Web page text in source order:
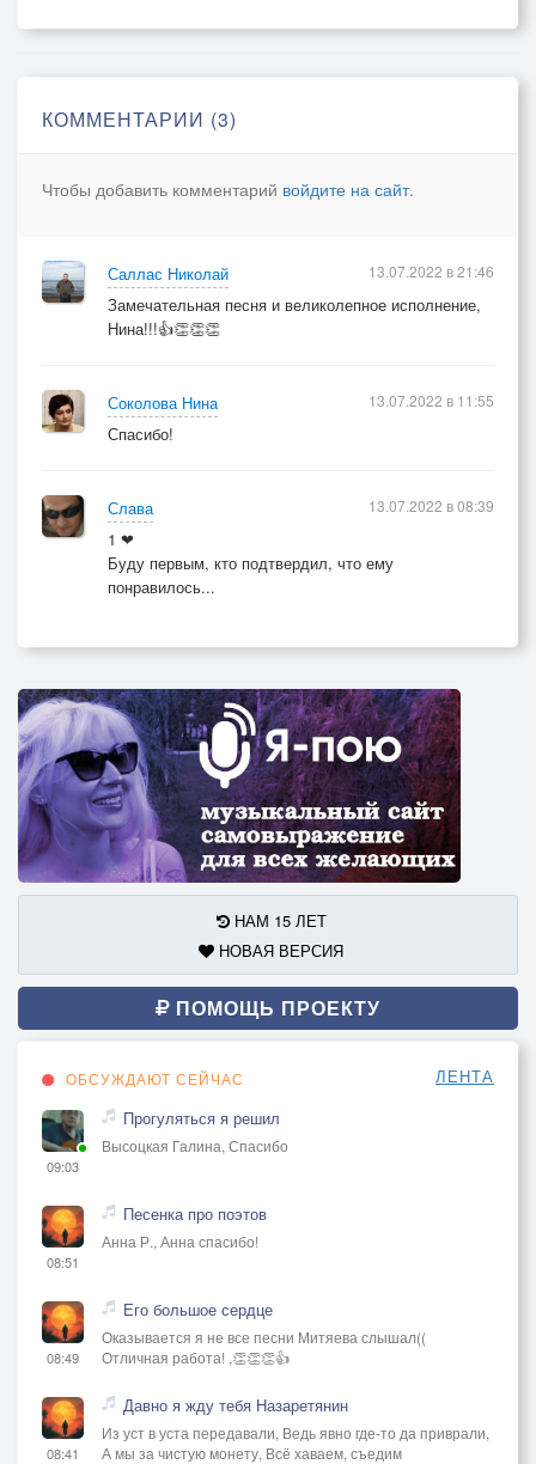
Огромнейшим станет событием,
И нам наконец-то ответят,
ПРИПЕВ.
Взойдёт долгожданное солнце
И вновь круговерть начнётся.
Но к ней равнодушна Вселенная,
В которой ни ада, ни рая.
ПРИПЕВ.
КОММЕНТАРИИ (3)
Чтобы добавить комментарий войдите на сайт.
Саллас Николай
Замечательная песня и великолепное исполнение,
Нина!!!👍👏👏👏
13.07.2022 в 21:46
Соколова Нина
Спасибо!
13.07.2022 в 11:55
Слава
1 ❤
Буду первым, кто подтвердил, что ему
понравилось...
13.07.2022 в 08:39
НАМ 15 ЛЕТ
НОВАЯ ВЕРСИЯ
ПОМОЩЬ ПРОЕКТУ
ОБСУЖДАЮТ СЕЙЧАС ЛЕНТА
09:03
Прогуляться я решил
Высоцкая Галина, Спасибо
08:51
Песенка про поэтов
Анна Р., Анна спасибо!
08:49
Его большое сердце
Оказывается я не все песни Митяева слышал((
Отличная работа! ,👏👏👏👍
08:41
Давно я жду тебя Назаретянин
Из уст в уста передавали, Ведь явно где-то да приврали,
А мы за чистую монету, Всё хаваем, съедим